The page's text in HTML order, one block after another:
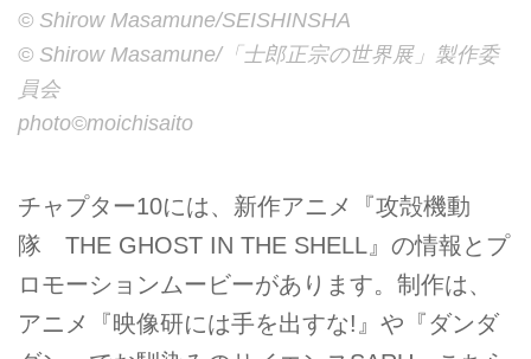
©︎ Shirow Masamune/SEISHINSHA
©︎ Shirow Masamune/「士郎正宗の世界展」製作委
員会
photo©︎moichisaito
チャプター10には、新作アニメ『攻殻機動
隊 THE GHOST IN THE SHELL』の情報とプ
ロモーションムービーがあります。制作は、
アニメ『映像研には手を出すな!』や『ダンダ